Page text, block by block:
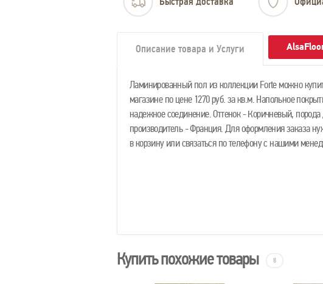
Описание товара и Услуги
Ламинированный пол из коллекции Forte можно
магазине по цене 1270 руб. за кв.м. Напольное
надежное соединение. Оттенок - Коричневый, порода
производитель - Франция. Для оформления заказа
в корзину или связаться по телефону с нашими
Купить похожие товары 8